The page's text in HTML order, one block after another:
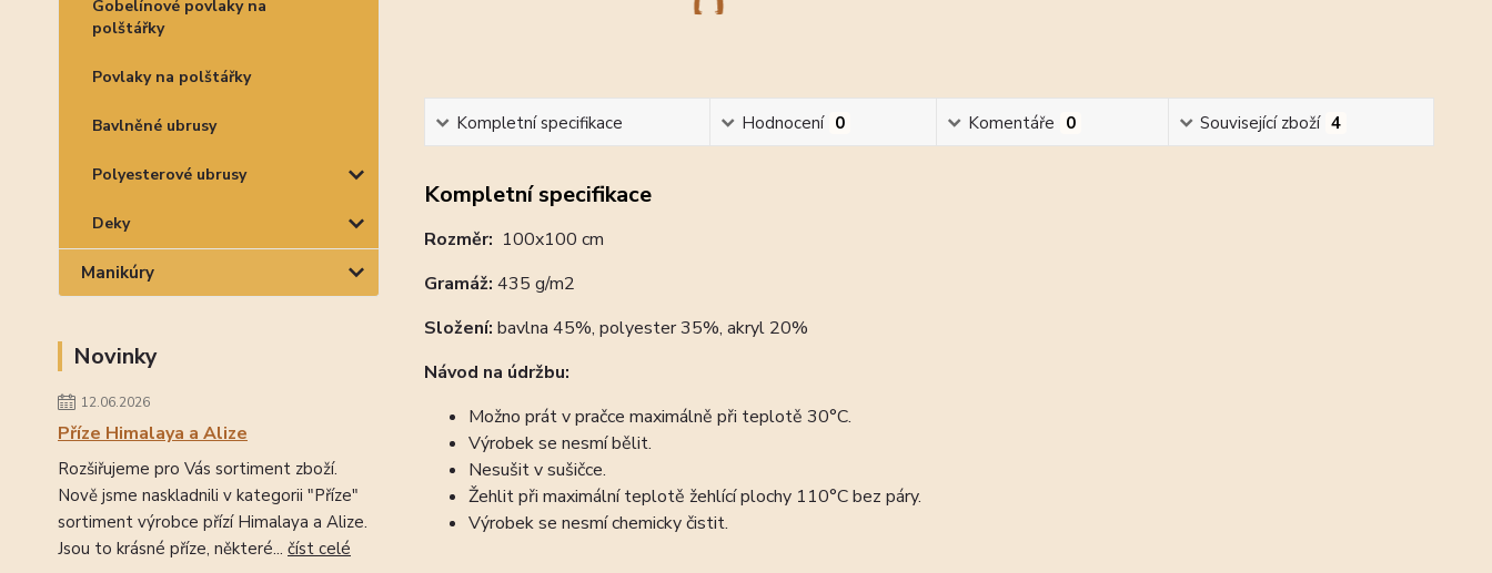
Gobelínové povlaky na
polštářky
Povlaky na polštářky
Bavlněné ubrusy
Polyesterové ubrusy
Deky
Manikúry
Novinky
12.06.2026
Příze Himalaya a Alize
Rozšiřujeme pro Vás sortiment zboží.
Nově jsme naskladnili v kategorii "Příze"
sortiment výrobce přízí Himalaya a Alize.
Jsou to krásné příze, některé... číst celé
Kompletní specifikace Hodnocení 0 Komentáře 0 Související zboží 4
Kompletní specifikace
Rozměr: 100x100 cm
Gramáž: 435 g/m2
Složení: bavlna 45%, polyester 35%, akryl 20%
Návod na údržbu:
Možno prát v pračce maximálně při teplotě 30°C.
Výrobek se nesmí bělit.
Nesušit v sušičce.
Žehlit při maximální teplotě žehlící plochy 110°C bez páry.
Výrobek se nesmí chemicky čistit.